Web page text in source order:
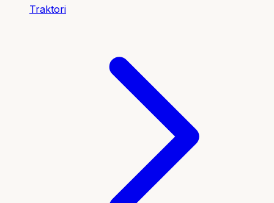
Traktori